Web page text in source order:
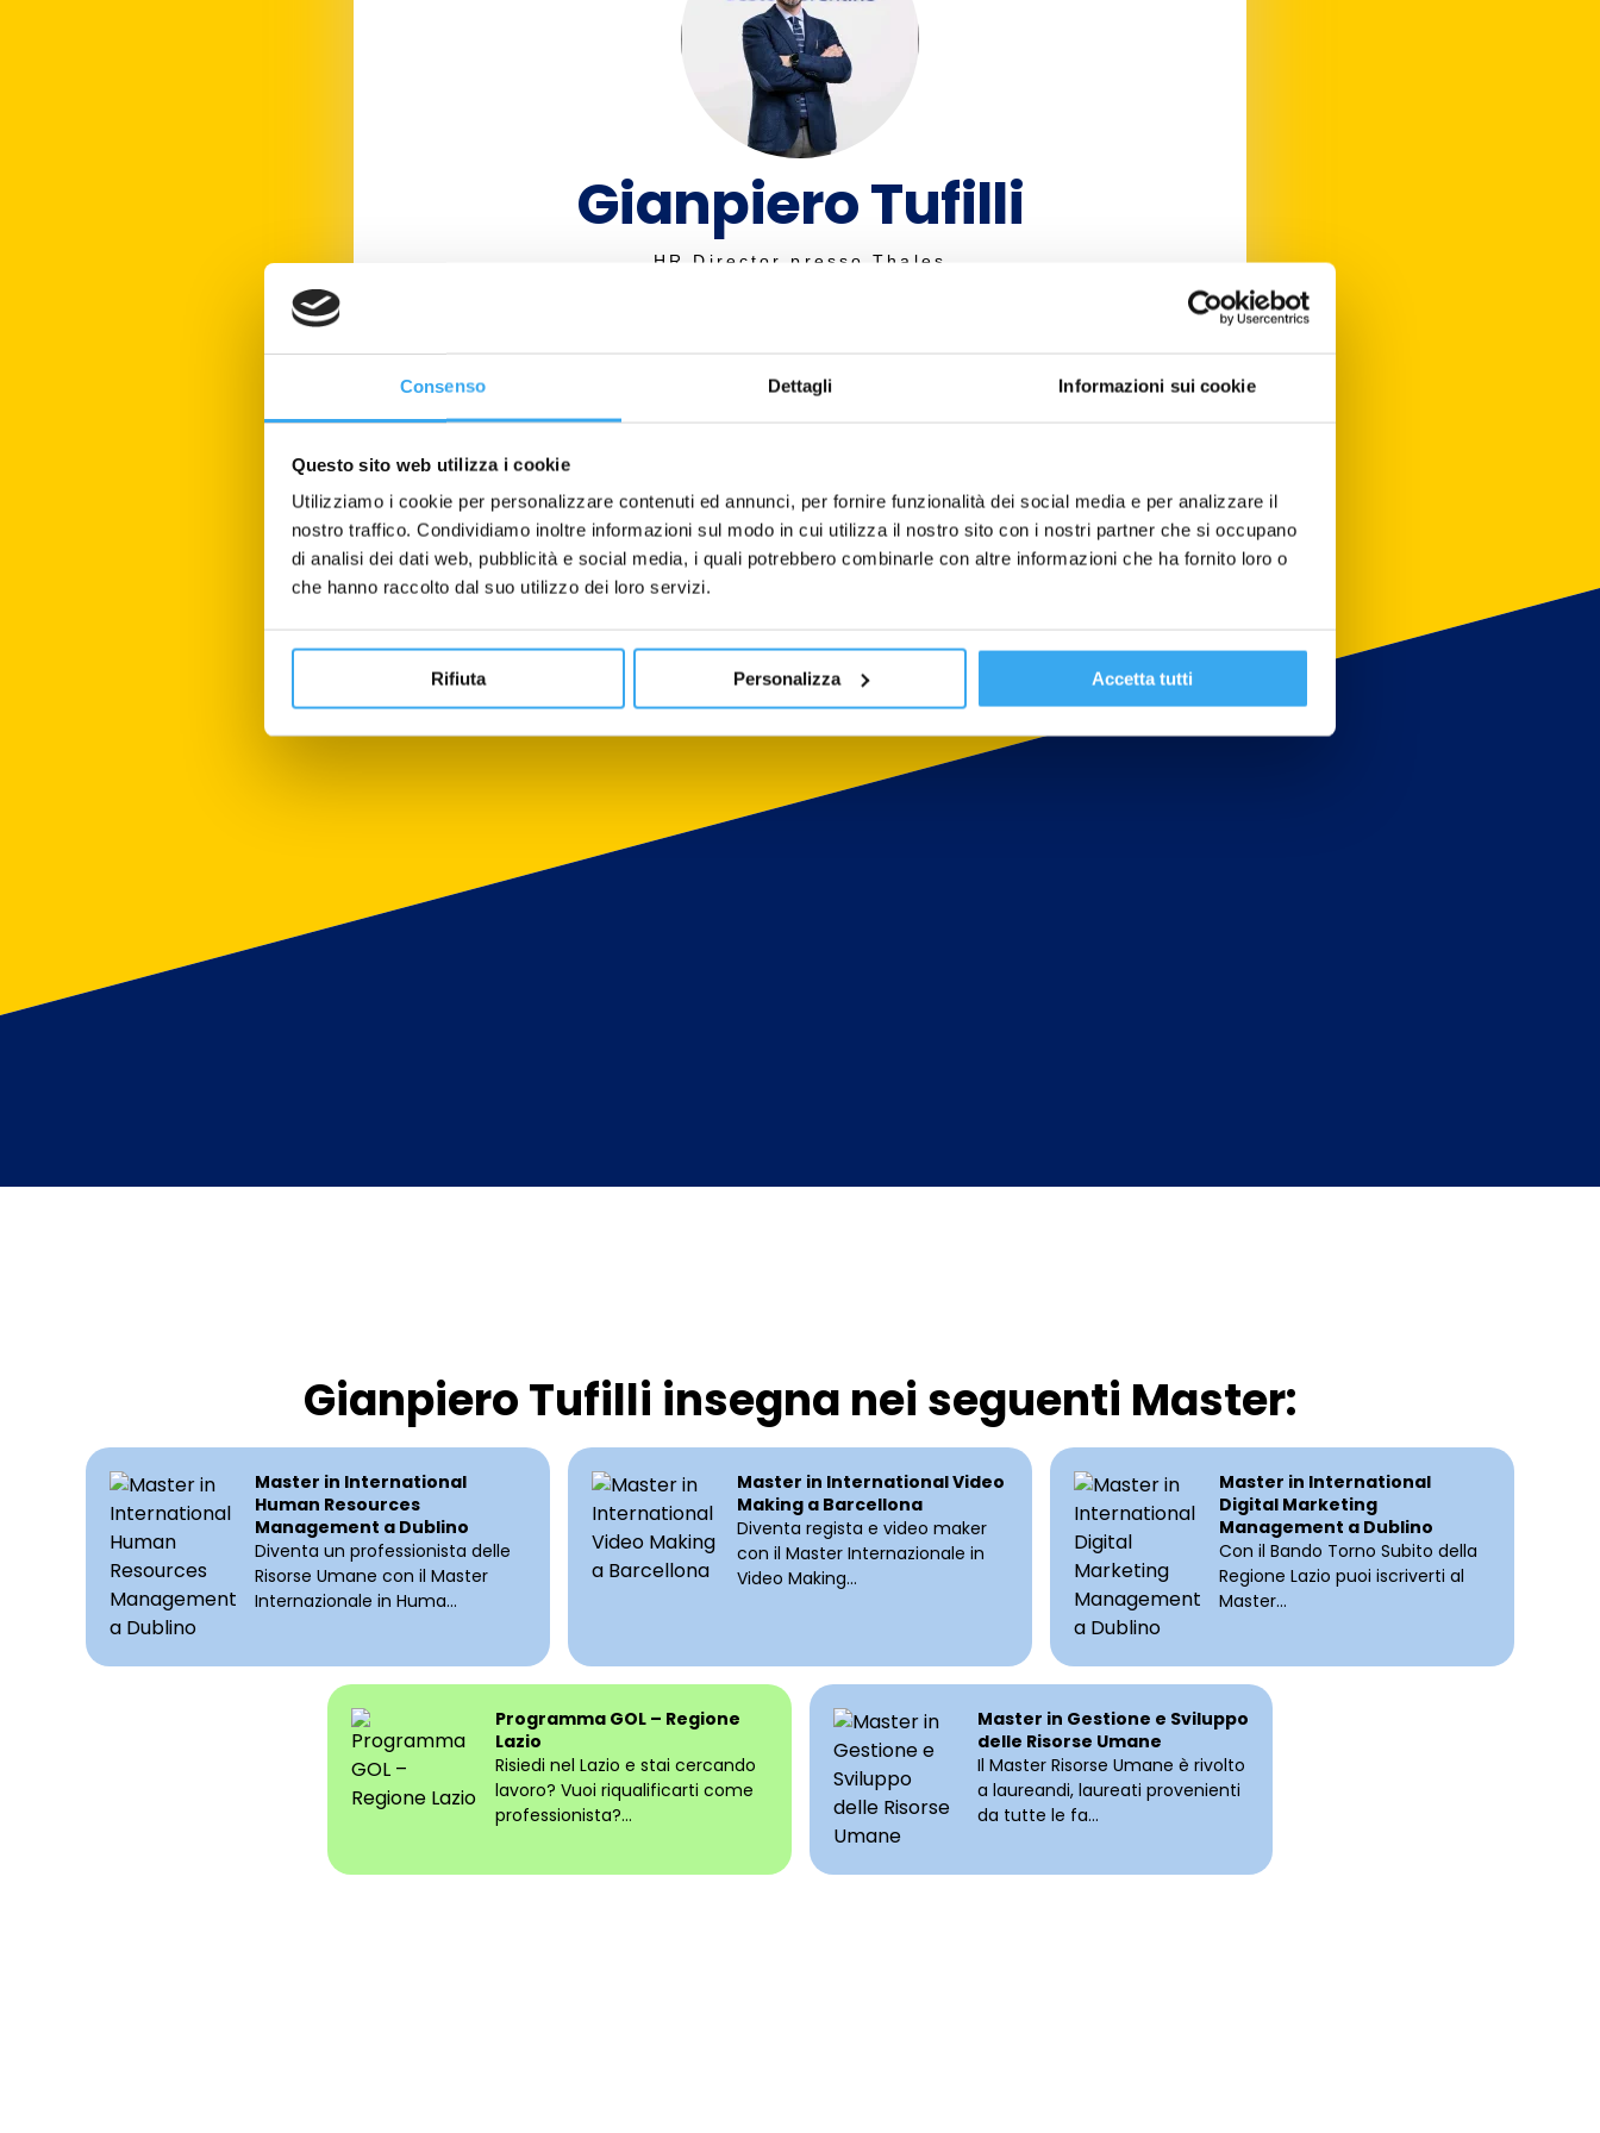
Consenso Dettagli Informazioni sui cookie
Questo sito web utilizza i cookie
Utilizziamo i cookie per personalizzare contenuti ed annunci, per fornire funzionalità dei social media e per analizzare il
nostro traffico. Condividiamo inoltre informazioni sul modo in cui utilizza il nostro sito con i nostri partner che si occupano
di analisi dei dati web, pubblicità e social media, i quali potrebbero combinarle con altre informazioni che ha fornito loro o
che hanno raccolto dal suo utilizzo dei loro servizi.
Rifiuta Personalizza Accetta tutti
Gianpiero Tufilli
HR Director presso Thales
Gianpiero Tufilli insegna nei seguenti Master:
Master in International
Human Resources
Management a Dublino
Diventa un professionista delle
Risorse Umane con il Master
Internazionale in Huma...
Master in International Video
Making a Barcellona
Diventa regista e video maker
con il Master Internazionale in
Video Making...
Master in International
Digital Marketing
Management a Dublino
Con il Bando Torno Subito della
Regione Lazio puoi iscriverti al
Master...
Programma GOL – Regione
Lazio
Risiedi nel Lazio e stai cercando
lavoro? Vuoi riqualificarti come
professionista?...
Master in Gestione e Sviluppo
delle Risorse Umane
Il Master Risorse Umane è rivolto
a laureandi, laureati provenienti
da tutte le fa...